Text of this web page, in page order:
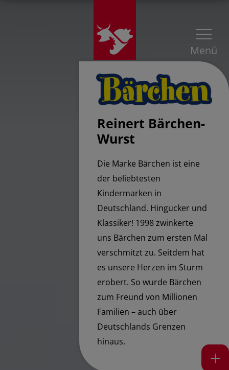
Menü
Reinert Bärchen-
Wurst
Die Marke Bärchen ist eine
der beliebtesten
Kindermarken in
Deutschland. Hingucker und
Klassiker! 1998 zwinkerte
uns Bärchen zum ersten Mal
verschmitzt zu. Seitdem hat
es unsere Herzen im Sturm
erobert. So wurde Bärchen
zum Freund von Millionen
Familien – auch über
Deutschlands Grenzen
hinaus.